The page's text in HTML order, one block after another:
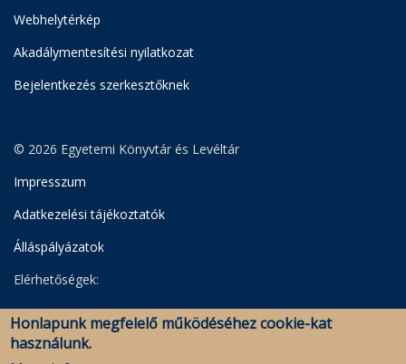
Webhelytérkép
Akadálymentesítési nyilatkozat
Bejelentkezés szerkesztőknek
© 2026 Egyetemi Könyvtár és Levéltár
Impresszum
Adatkezelési tájékoztatók
Álláspályázatok
Elérhetőségek:
Egyetemi Könyvtár
Levéltár
Savaria Könyvtár és Levéltár (Szombathely)
Honlapunk megfelelő működéséhez cookie-kat
használunk.